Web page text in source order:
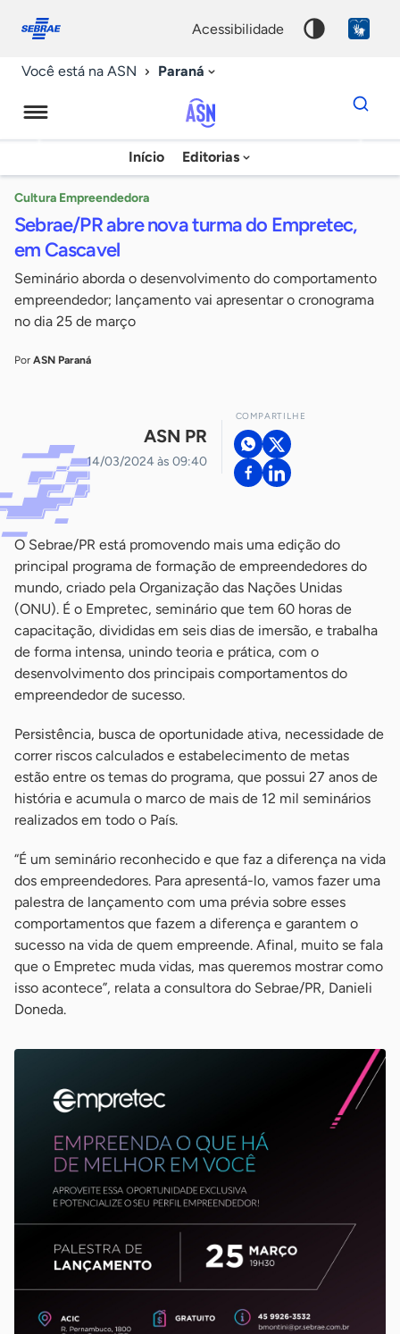
conosco
acessibilidade
Você está na ASN Paraná
Agência
Sebrae
Notícias
Início Editorias
Dados
para
chave
Cultura Empreendedora
Sebrae/PR abre nova turma do Empretec,
em Cascavel
Seminário aborda o desenvolvimento do comportamento
empreendedor; lançamento vai apresentar o cronograma
no dia 25 de março
Por ASN Paraná
ASN PR
14/03/2024 às 09:40
COMPARTILHE
O Sebrae/PR está promovendo mais uma edição do
principal programa de formação de empreendedores do
mundo, criado pela Organização das Nações Unidas
(ONU). É o Empretec, seminário que tem 60 horas de
capacitação, divididas em seis dias de imersão, e trabalha
de forma intensa, unindo teoria e prática, com o
desenvolvimento dos principais comportamentos do
empreendedor de sucesso.
Persistência, busca de oportunidade ativa, necessidade de
correr riscos calculados e estabelecimento de metas
estão entre os temas do programa, que possui 27 anos de
história e acumula o marco de mais de 12 mil seminários
realizados em todo o País.
“É um seminário reconhecido e que faz a diferença na vida
dos empreendedores. Para apresentá-lo, vamos fazer uma
palestra de lançamento com uma prévia sobre esses
comportamentos que fazem a diferença e garantem o
sucesso na vida de quem empreende. Afinal, muito se fala
que o Empretec muda vidas, mas queremos mostrar como
isso acontece”, relata a consultora do Sebrae/PR, Danieli
Doneda.